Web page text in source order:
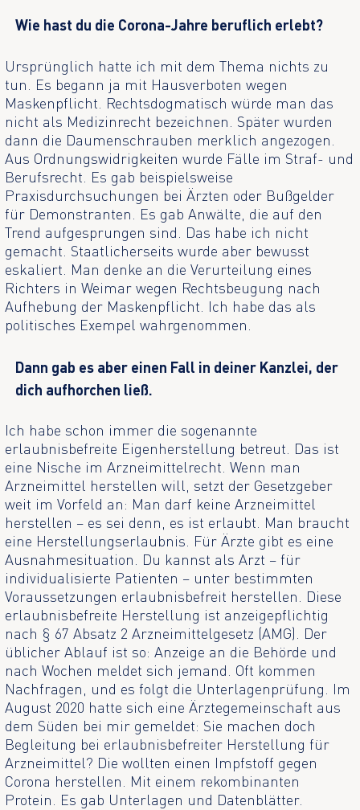
Wie hast du die Corona-Jahre beruflich erlebt?
Ursprünglich hatte ich mit dem Thema nichts zu
tun. Es begann ja mit Hausverboten wegen
Maskenpflicht. Rechtsdogmatisch würde man das
nicht als Medizinrecht bezeichnen. Später wurden
dann die Daumenschrauben merklich angezogen.
Aus Ordnungswidrigkeiten wurde Fälle im Straf- und
Berufsrecht. Es gab beispielsweise
Praxisdurchsuchungen bei Ärzten oder Bußgelder
für Demonstranten. Es gab Anwälte, die auf den
Trend aufgesprungen sind. Das habe ich nicht
gemacht. Staatlicherseits wurde aber bewusst
eskaliert. Man denke an die Verurteilung eines
Richters in Weimar wegen Rechtsbeugung nach
Aufhebung der Maskenpflicht. Ich habe das als
politisches Exempel wahrgenommen.
Dann gab es aber einen Fall in deiner Kanzlei, der
dich aufhorchen ließ.
Ich habe schon immer die sogenannte
erlaubnisbefreite Eigenherstellung betreut. Das ist
eine Nische im Arzneimittelrecht. Wenn man
Arzneimittel herstellen will, setzt der Gesetzgeber
weit im Vorfeld an: Man darf keine Arzneimittel
herstellen – es sei denn, es ist erlaubt. Man braucht
eine Herstellungserlaubnis. Für Ärzte gibt es eine
Ausnahmesituation. Du kannst als Arzt – für
individualisierte Patienten – unter bestimmten
Voraussetzungen erlaubnisbefreit herstellen. Diese
erlaubnisbefreite Herstellung ist anzeigepflichtig
nach § 67 Absatz 2 Arzneimittelgesetz (AMG). Der
üblicher Ablauf ist so: Anzeige an die Behörde und
nach Wochen meldet sich jemand. Oft kommen
Nachfragen, und es folgt die Unterlagenprüfung. Im
August 2020 hatte sich eine Ärztegemeinschaft aus
dem Süden bei mir gemeldet: Sie machen doch
Begleitung bei erlaubnisbefreiter Herstellung für
Arzneimittel? Die wollten einen Impfstoff gegen
Corona herstellen. Mit einem rekombinanten
Protein. Es gab Unterlagen und Datenblätter.